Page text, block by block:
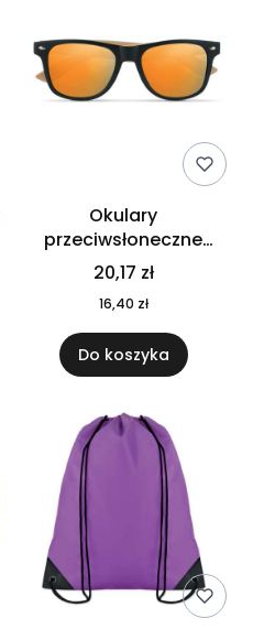
Okulary
przeciwsłoneczne
CALIFORNIA TOUCH
MO9617-10
20,17 zł
16,40 zł
Do koszyka